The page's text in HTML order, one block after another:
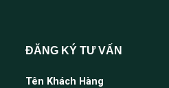
ĐĂNG KÝ TƯ VẤN
Tên Khách Hàng